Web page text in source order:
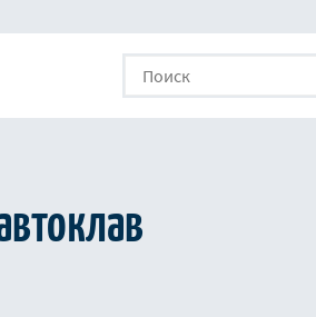
Поиск
Поиск